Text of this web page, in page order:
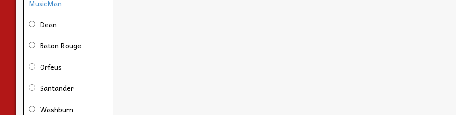
MusicMan
Dean
Baton Rouge
Orfeus
Santander
Washburn